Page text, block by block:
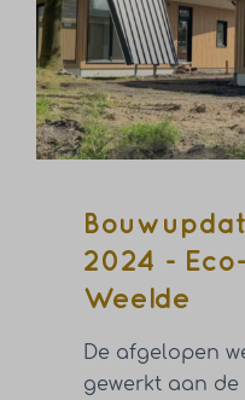
2024 -
Weelde
De afgelopen
gewerkt aan